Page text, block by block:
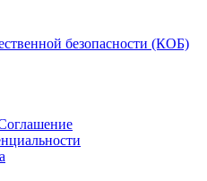
безопасности (КОБ)